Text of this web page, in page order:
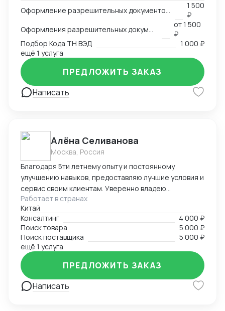
-оформление сертификации на товар: СГР, ДС, СС,
РУ, Нотификация -деловая переписка -продажи
-пользование Инкотермс -общение с фабриками (на
китайском языке) -кастомизация продукта -работа с
OEM \ ODM фабриками - доставка и растаможка
образцов для изготовления сертификации. Проекты
разной сложности, от станков до БАДов
1 500
₽
от1 500
₽
Подбор Кода ТН ВЭД
1 000 ₽
ещё 1 услуга
Написать
ПРЕДЛОЖИТЬ ЗАКАЗ
Алёна Селиванова
Москва, Россия
Благодаря 5ти летнему опыту и постоянному
улучшению навыков, предоставляю лучшие условия и
сервис своим клиентам. Уверенно владею
несколькими языками, что позволяет эффективно
работать как с российскими, так и с китайскими
клиентами.
Работает в странах
Китай
Консалтинг
4 000 ₽
Поиск товара
5 000 ₽
Поиск поставщика
5 000 ₽
ещё 1 услуга
Написать
ПРЕДЛОЖИТЬ ЗАКАЗ